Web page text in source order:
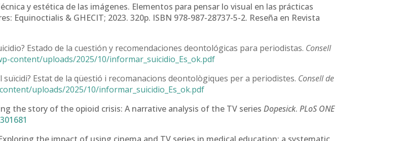
y estética de las imágenes. Elementos para pensar lo visual en las prácticas
Equinoctialis & GHECIT; 2023. 320p. ISBN 978-987-28737-5-2. Reseña en Revista
Estado de la cuestión y recomendaciones deontológicas para periodistas. Consell
content/uploads/2025/10/informar_suicidio_Es_ok.pdf
Estat de la qüestió i recomanacions deontològiques per a periodistes. Consell de
uploads/2025/10/informar_suicidio_Es_ok.pdf
the story of the opioid crisis: A narrative analysis of the TV seriesDopesick.PLoS ONE